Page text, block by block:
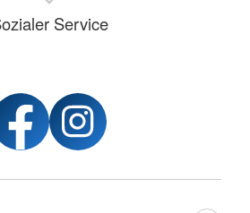
Service